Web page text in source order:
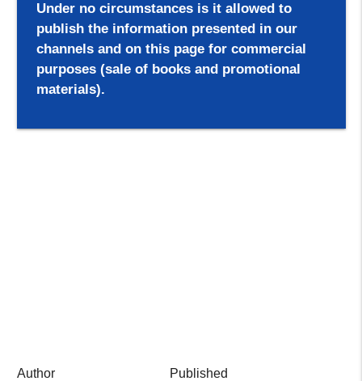
Under no circumstances is it allowed to
publish the information presented in our
channels and on this page for commercial
purposes (sale of books and promotional
materials).
Author Published